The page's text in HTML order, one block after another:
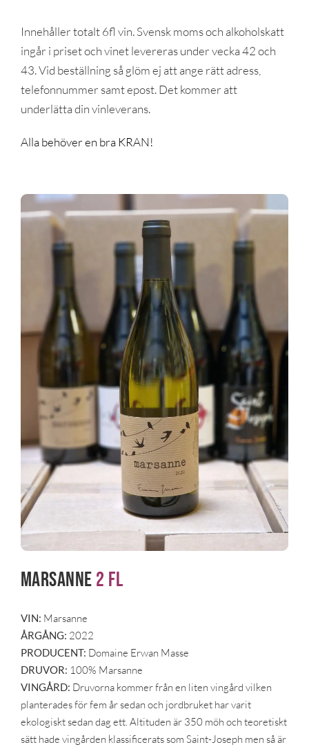
Innehåller totalt 6fl vin. Svensk moms och alkoholskatt
ingår i priset och vinet levereras under vecka 42 och
43. Vid beställning så glöm ej att ange rätt adress,
telefonnummer samt epost. Det kommer att
underlätta din vinleverans.
Alla behöver en bra KRAN!
Marsanne2 fl
VIN: Marsanne
ÅRGÅNG: 2022
PRODUCENT: Domaine Erwan Masse
DRUVOR: 100% Marsanne
VINGÅRD: Druvorna kommer från en liten vingård vilken
planterades för fem år sedan och jordbruket har varit
ekologiskt sedan dag ett. Altituden är 350 möh och teoretiskt
sätt hade vingården klassificerats som Saint-Joseph men så är